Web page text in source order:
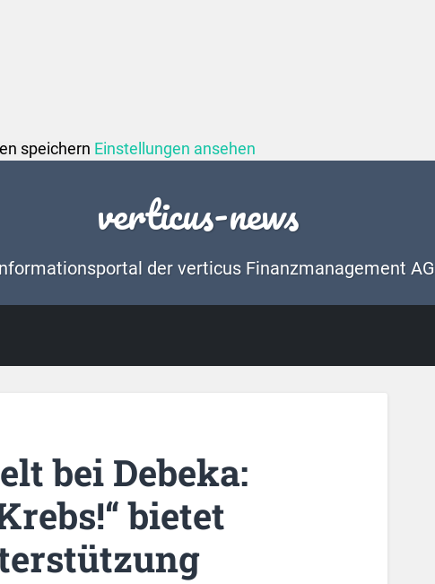
speichern Einstellungen ansehen
verticus-news
der verticus Finanzmanagement AG
bei Debeka:
bietet